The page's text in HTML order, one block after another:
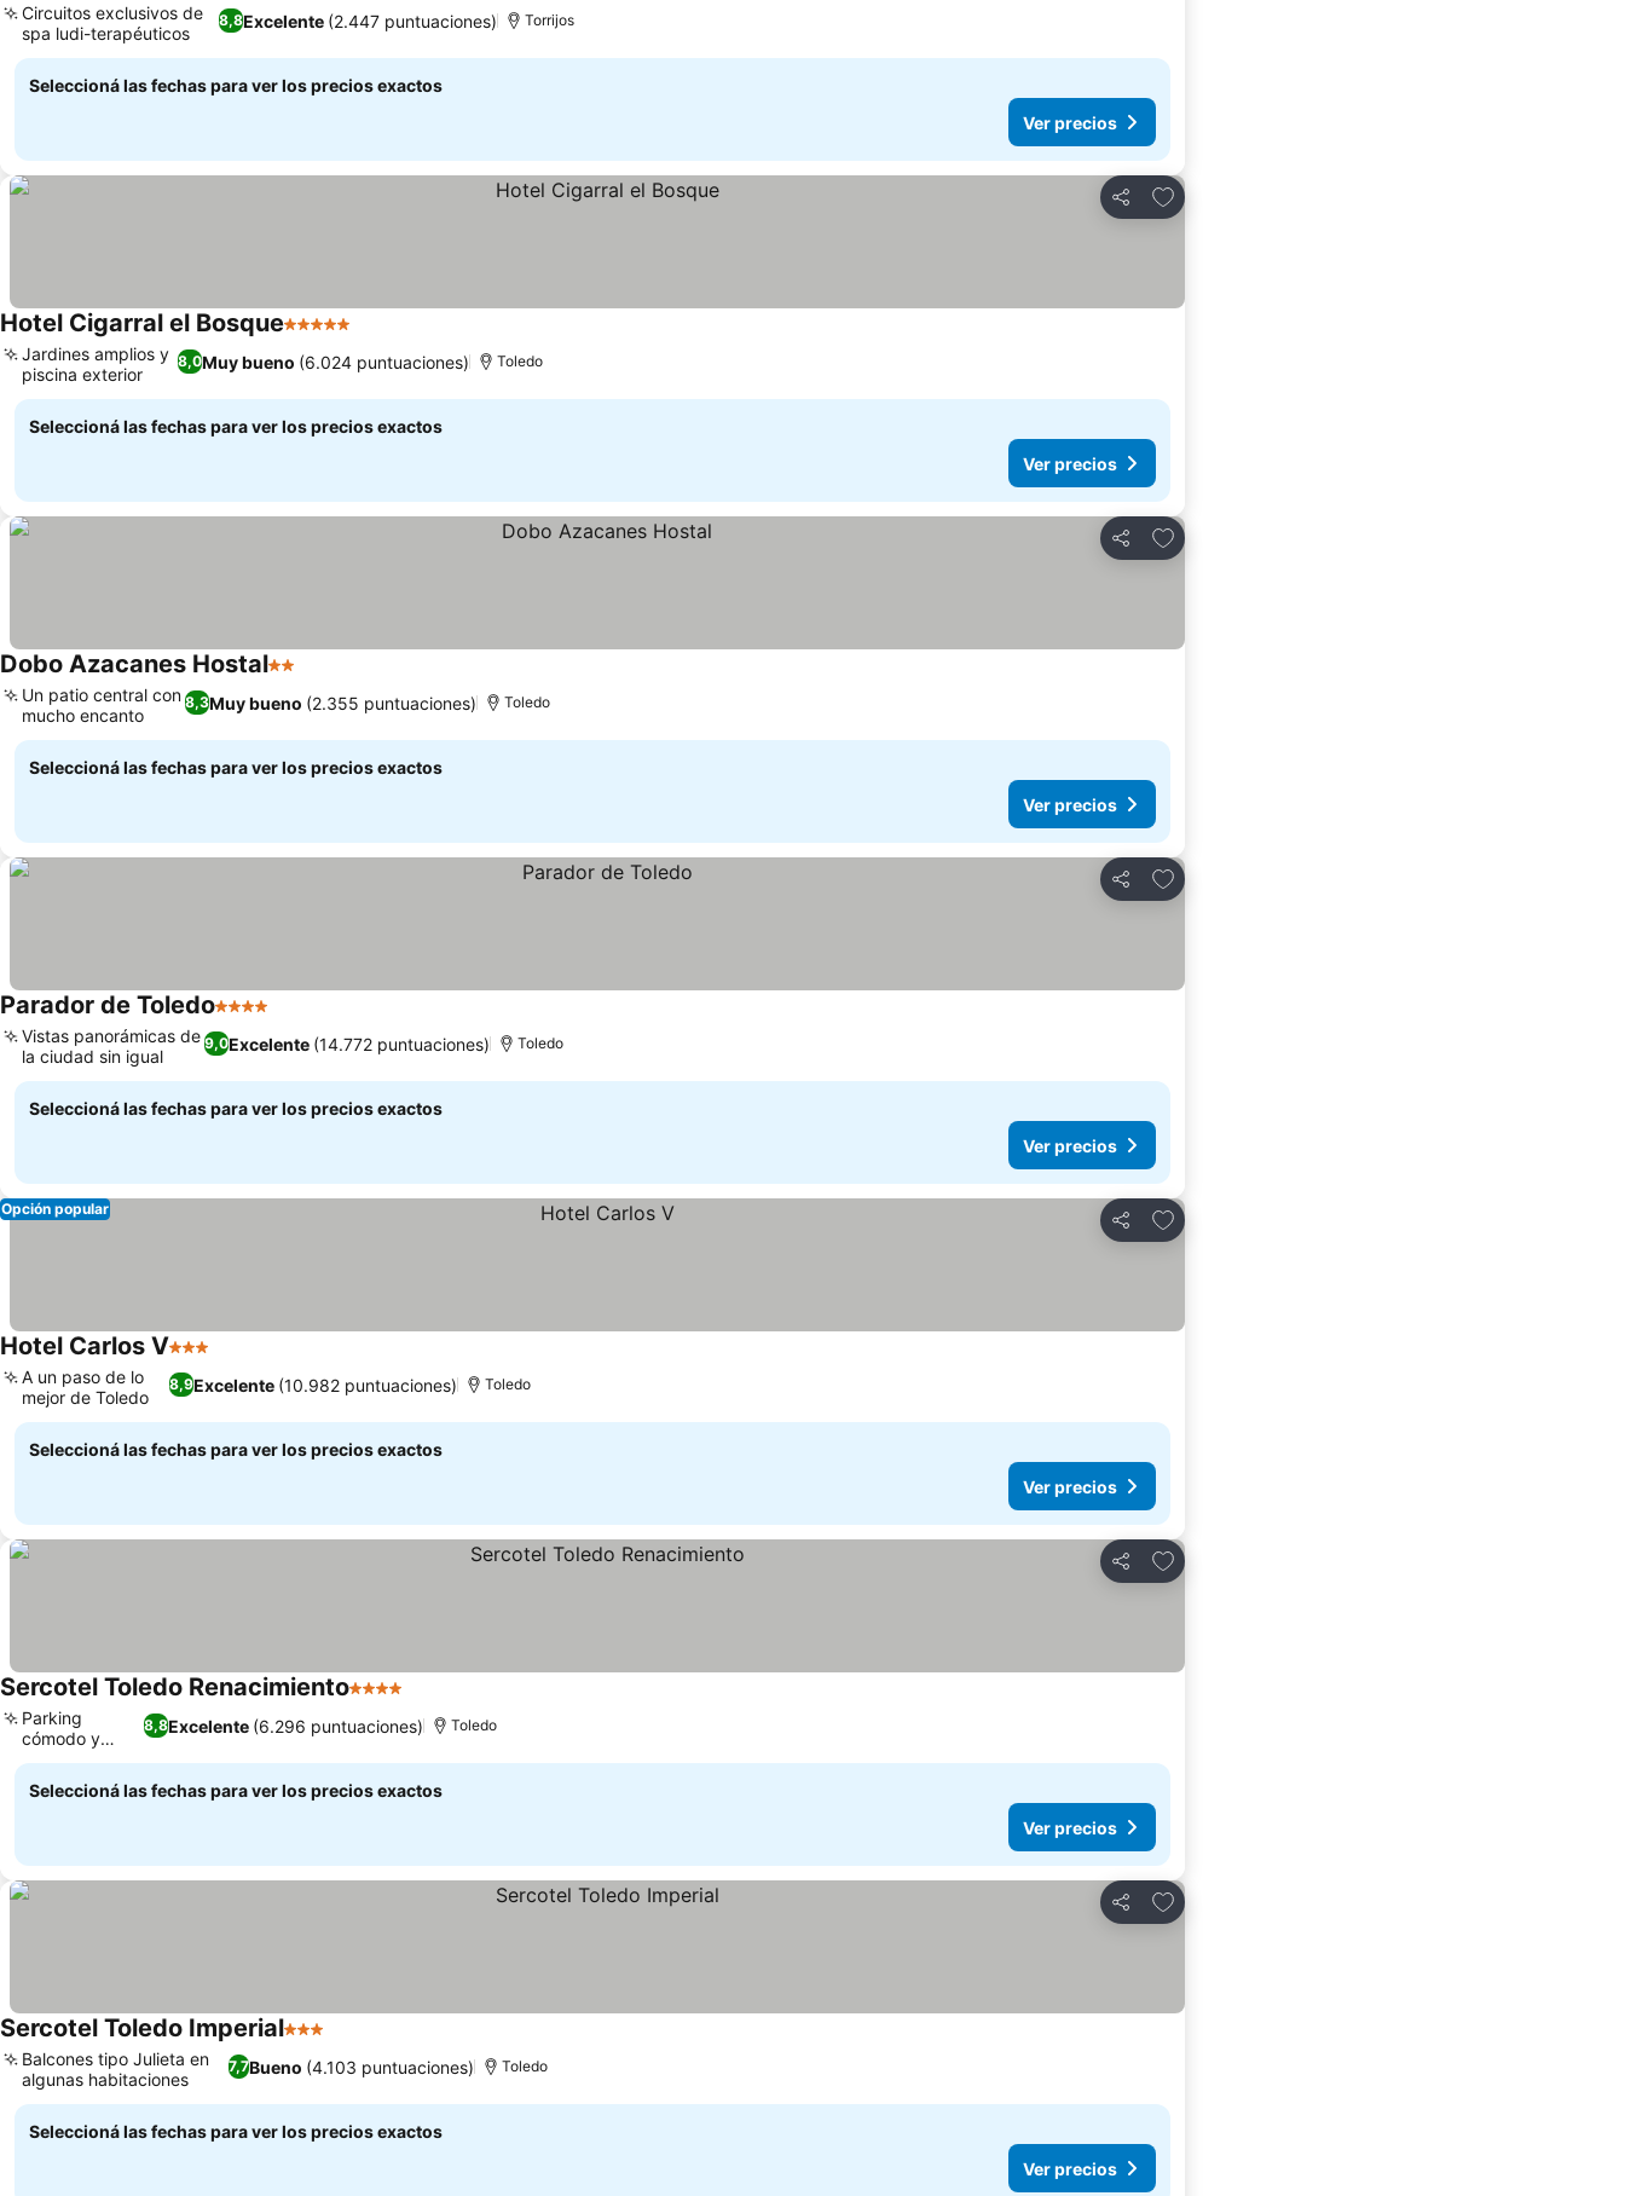
8,8Excelente (2.447 puntuaciones)
Circuitos exclusivos de
spa ludi-terapéuticos
Torrijos
Seleccioná las fechas para ver los precios exactos
Ver precios
Compartir
Añadir a favoritos
Hotel Cigarral el Bosque5 Estrellas
8,0Muy bueno (6.024 puntuaciones)
Jardines amplios y
piscina exterior
Toledo
Seleccioná las fechas para ver los precios exactos
Ver precios
Compartir
Añadir a favoritos
Dobo Azacanes Hostal2 Estrellas
8,3Muy bueno (2.355 puntuaciones)
Un patio central con
mucho encanto
Toledo
Seleccioná las fechas para ver los precios exactos
Ver precios
Compartir
Añadir a favoritos
Parador de Toledo4 Estrellas
9,0Excelente (14.772 puntuaciones)
Vistas panorámicas de
la ciudad sin igual
Toledo
Seleccioná las fechas para ver los precios exactos
Ver precios
Compartir
Añadir a favoritos
Opción popular
Hotel Carlos V3 Estrellas
8,9Excelente (10.982 puntuaciones)
A un paso de lo
mejor de Toledo
Toledo
Seleccioná las fechas para ver los precios exactos
Ver precios
Compartir
Añadir a favoritos
Sercotel Toledo Renacimiento4 Estrellas
8,8Excelente (6.296 puntuaciones)
Parking
cómodo y
seguro
Toledo
Seleccioná las fechas para ver los precios exactos
Ver precios
Compartir
Añadir a favoritos
Sercotel Toledo Imperial3 Estrellas
7,7Bueno (4.103 puntuaciones)
Balcones tipo Julieta en
algunas habitaciones
Toledo
Seleccioná las fechas para ver los precios exactos
Ver precios